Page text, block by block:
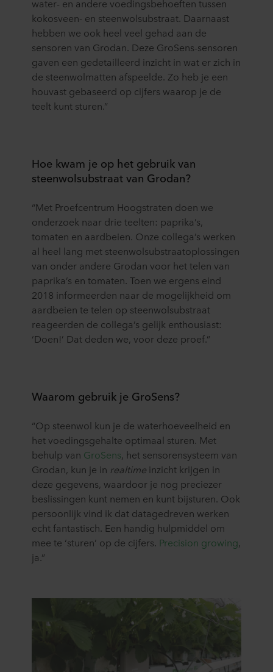
water- en andere voedingsbehoeften tussen
kokosveen- en steenwolsubstraat. Daarnaast
hebben we ook heel veel gehad aan de
sensoren van Grodan. Deze GroSens-sensoren
gaven een gedetailleerd inzicht in wat er zich in
de steenwolmatten afspeelde. Zo heb je een
houvast gebaseerd op cijfers waarop je de
teelt kunt sturen.”
Hoe kwam je op het gebruik van
steenwolsubstraat van Grodan?
“Met Proefcentrum Hoogstraten doen we
onderzoek naar drie teelten: paprika’s,
tomaten en aardbeien. Onze collega’s werken
al heel lang met steenwolsubstraatoplossingen
van onder andere Grodan voor het telen van
paprika’s en tomaten. Toen we ergens eind
2018 informeerden naar de mogelijkheid om
aardbeien te telen op steenwolsubstraat
reageerden de collega’s gelijk enthousiast:
‘Doen!’ Dat deden we, voor deze proef.”
Waarom gebruik je GroSens?
“Op steenwol kun je de waterhoeveelheid en
het voedingsgehalte optimaal sturen. Met
behulp van GroSens, het sensorensysteem van
Grodan, kun je in realtime inzicht krijgen in
deze gegevens, waardoor je nog preciezer
beslissingen kunt nemen en kunt bijsturen. Ook
persoonlijk vind ik dat datagedreven werken
echt fantastisch. Een handig hulpmiddel om
mee te ‘sturen’ op de cijfers. Precision growing,
ja.”